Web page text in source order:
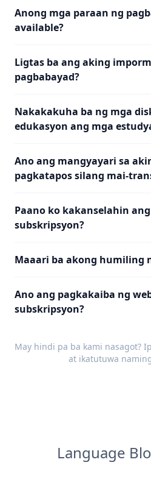
Anong mga paraan ng
available?
Ligtas ba ang aking
pagbabayad?
Nakakakuha ba ng mga
edukasyon ang mga
Ano ang mangyayari sa
pagkatapos silang mai-
Paano ko kakanselahin
subskripsyon?
Maaari ba akong humiling
Ano ang pagkakaiba ng
subskripsyon?
May hindi pa ba kami nasagot?
at ikatutuwa
Language